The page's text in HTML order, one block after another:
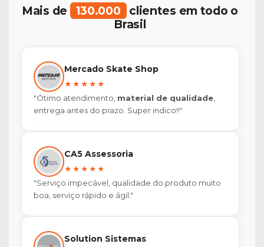
Mais de 130.000
clientes em todo o
Brasil
Mercado Skate Shop
★★★★★
"Ótimo atendimento, material de qualidade,
entrega antes do prazo. Super indico!!"
CA5 Assessoria
★★★★★
"Serviço impecável, qualidade do produto muito
boa, serviço rápido e ágil."
Solution Sistemas